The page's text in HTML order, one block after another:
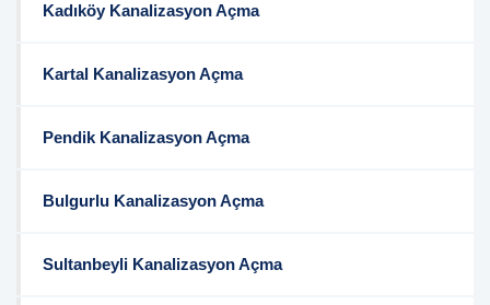
Kadıköy Kanalizasyon Açma
Kartal Kanalizasyon Açma
Pendik Kanalizasyon Açma
Bulgurlu Kanalizasyon Açma
Sultanbeyli Kanalizasyon Açma